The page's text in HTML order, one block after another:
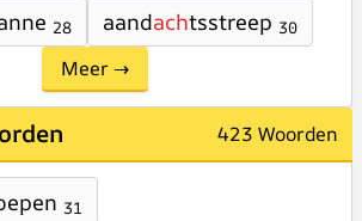
28 aandachtsstreep 30
Meer →
423 Woorden
31